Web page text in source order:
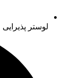
لوستر پذیرایی